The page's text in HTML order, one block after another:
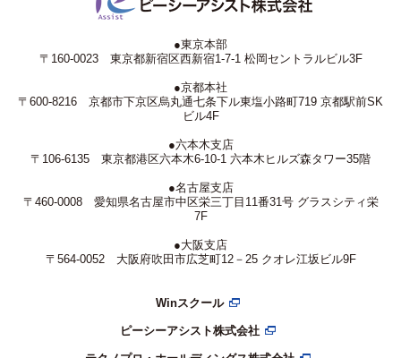
●東京本部
〒160-0023 東京都新宿区西新宿1-7-1 松岡セントラルビル3F
●京都本社
〒600-8216 京都市下京区烏丸通七条下ル東塩小路町719 京都駅前SK
ビル4F
●六本木支店
〒106-6135 東京都港区六本木6-10-1 六本木ヒルズ森タワー35階
●名古屋支店
〒460-0008 愛知県名古屋市中区栄三丁目11番31号 グラスシティ栄
7F
●大阪支店
〒564-0052 大阪府吹田市広芝町12－25 クオレ江坂ビル9F
Winスクール
ピーシーアシスト株式会社